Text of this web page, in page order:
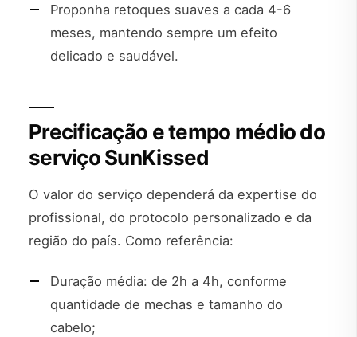
Proponha retoques suaves a cada 4-6
meses, mantendo sempre um efeito
delicado e saudável.
Precificação e tempo médio do
serviço SunKissed
O valor do serviço dependerá da expertise do
profissional, do protocolo personalizado e da
região do país. Como referência:
Duração média: de 2h a 4h, conforme
quantidade de mechas e tamanho do
cabelo;